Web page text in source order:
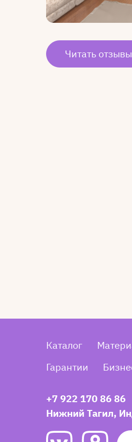
Читать отзывы
Каталог
Гарантии
+7 922 170 86 86
Нижний Тагил,